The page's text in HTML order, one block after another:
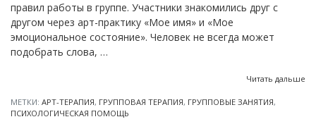
правил работы в группе. Участники знакомились друг с
другом через арт-практику «Мое имя» и «Мое
эмоциональное состояние». Человек не всегда может
подобрать слова, …
Читать дальше
МЕТКИ: АРТ-ТЕРАПИЯ, ГРУППОВАЯ ТЕРАПИЯ, ГРУППОВЫЕ ЗАНЯТИЯ,
ПСИХОЛОГИЧЕСКАЯ ПОМОЩЬ